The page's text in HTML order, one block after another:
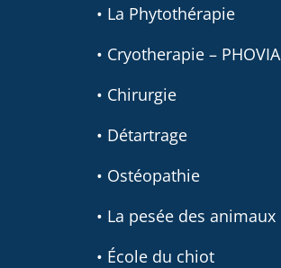
• La Phytothérapie
• Cryotherapie – PHOVIA
• Chirurgie
• Détartrage
• Ostéopathie
• La pesée des animaux
• École du chiot